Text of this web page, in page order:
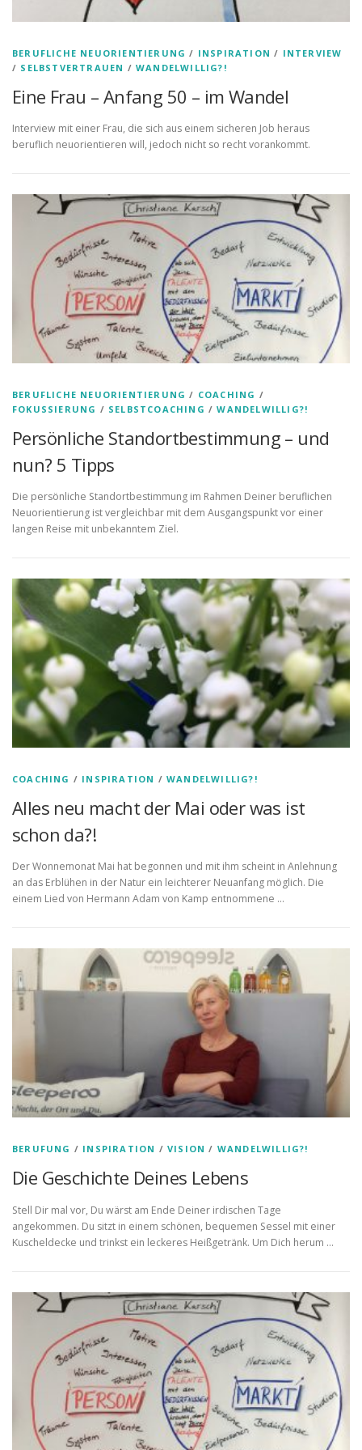
BERUFLICHE NEUORIENTIERUNG / INSPIRATION / INTERVIEW
/ SELBSTVERTRAUEN /WANDELWILLIG?!
Eine Frau – Anfang 50 – im Wandel
Interview mit einer Frau, die sich aus einem sicheren Job heraus
beruflich neuorientieren will, jedoch nicht so recht vorankommt.
BERUFLICHE NEUORIENTIERUNG / COACHING /
FOKUSSIERUNG / SELBSTCOACHING /WANDELWILLIG?!
Persönliche Standortbestimmung – und
nun? 5 Tipps
Die persönliche Standortbestimmung im Rahmen Deiner beruflichen
Neuorientierung ist vergleichbar mit dem Ausgangspunkt vor einer
langen Reise mit unbekanntem Ziel.
COACHING / INSPIRATION /WANDELWILLIG?!
Alles neu macht der Mai oder was ist
schon da?!
Der Wonnemonat Mai hat begonnen und mit ihm scheint in Anlehnung
an das Erblühen in der Natur ein leichterer Neuanfang möglich. Die
einem Lied von Hermann Adam von Kamp entnommene …
BERUFUNG / INSPIRATION /VISION / WANDELWILLIG?!
Die Geschichte Deines Lebens
Stell Dir mal vor, Du wärst am Ende Deiner irdischen Tage
angekommen. Du sitzt in einem schönen, bequemen Sessel mit einer
Kuscheldecke und trinkst ein leckeres Heißgetränk. Um Dich herum …